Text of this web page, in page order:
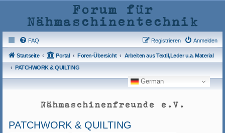
Forum für
Nähmaschinentechnik
FAQ Anmelden
Registrieren
Startseite Portal Foren-Übersicht
Arbeiten aus Textil,Leder u.a. Material
PATCHWORK & QUILTING
German
Nähmaschinenfreunde e.V.
PATCHWORK & QUILTING